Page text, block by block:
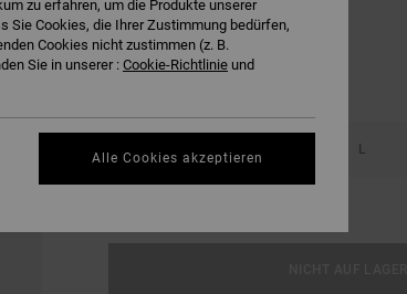
XS L
zu erfahren, um die Produkte unserer
Sie Cookies, die Ihrer Zustimmung bedürfen,
Cookies nicht zustimmen (z. B.
Sie in unserer : Cookie-Richtlinie und
Alle Cookies akzeptieren